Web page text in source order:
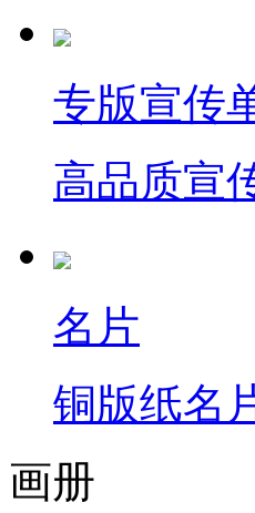
专版宣传
高品质宣
名片
铜版纸名
画册